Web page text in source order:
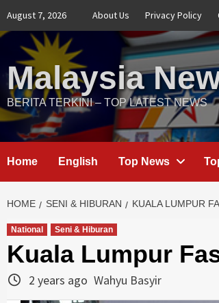
content
August 7, 2026 About Us Privacy Policy
Malaysia
BERITA TERKINI – TOP LATEST NEWS
Home English Top News
HOME SENI & HIBURAN KUALA LUMPUR
National Seni & Hiburan
Kuala Lumpur
2 years ago Wahyu Basyir